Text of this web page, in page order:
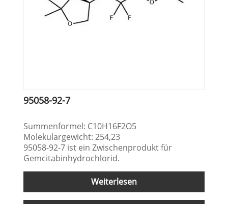
95058-92-7
Summenformel: C10H16F2O5
Molekulargewicht: 254,23
95058-92-7 ist ein Zwischenprodukt für
Gemcitabinhydrochlorid.
Weiterlesen